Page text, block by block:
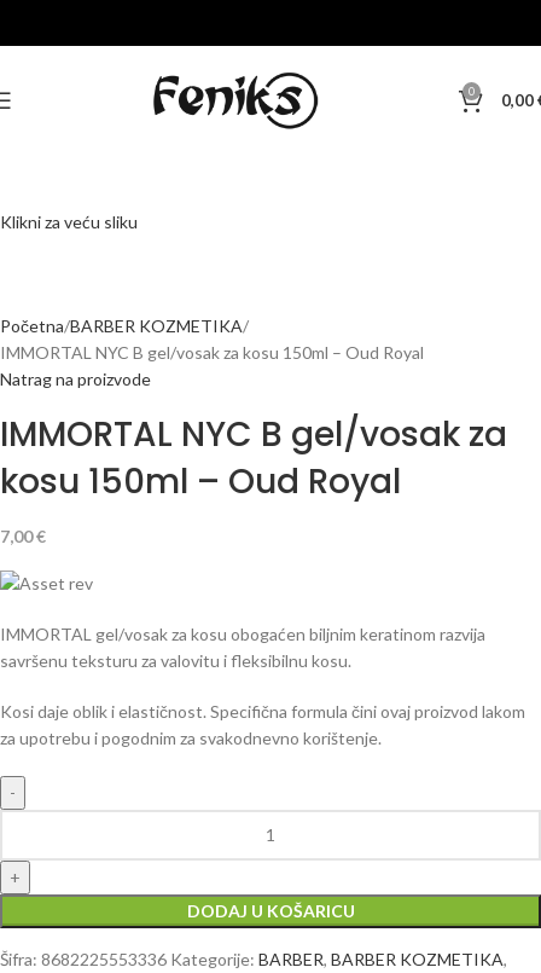
0 0,00
Klikni za veću sliku
Početna BARBER KOZMETIKA
IMMORTAL NYC B gel/vosak za kosu 150ml – Oud Royal
Natrag na proizvode
IMMORTAL NYC B gel/vosak za
kosu 150ml – Oud Royal
7,00€
IMMORTAL gel/vosak za kosu obogaćen biljnim keratinom razvija
savršenu teksturu za valovitu i fleksibilnu kosu.
Kosi daje oblik i elastičnost. Specifična formula čini ovaj proizvod lakom
za upotrebu i pogodnim za svakodnevno korištenje.
DODAJ U KOŠARICU
Šifra: 8682225553336 Kategorije: BARBER, BARBER KOZMETIKA,